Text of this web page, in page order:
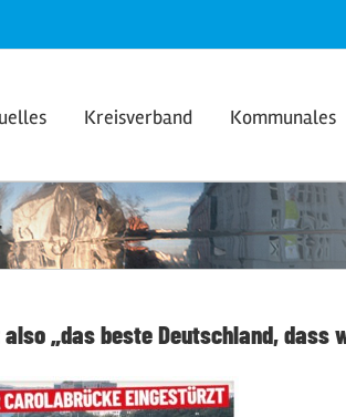
Kreisverband Kommunales
„das beste Deutschland, dass